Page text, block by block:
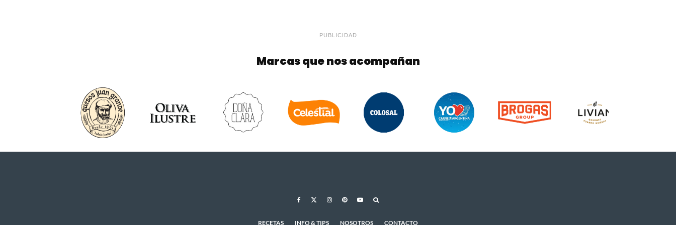
PUBLICIDAD
Marcas que nos acompañan
RECETAS INFO & TIPS NOSOTROS CONTACTO